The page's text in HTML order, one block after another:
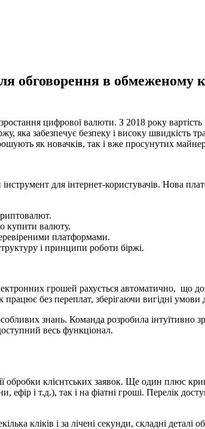
в обмеженому
цифрової валюти. З 2018 року
яка забезпечує безпеку і високу швидкість
як новачків, так і вже просунутих
для інтернет-користувачів. Нова
купити валюту.
платформами.
і принципи роботи біржі.
грошей рахується автоматично, що
без переплат, зберігаючи вигідні умови
знань. Команда розробила інтуїтивно
весь функціонал.
обробки клієнтських заявок. Ще один плюс
ефір і т.д.), так і на фіатні гроші. Перелік
кліків і за лічені секунди, складні